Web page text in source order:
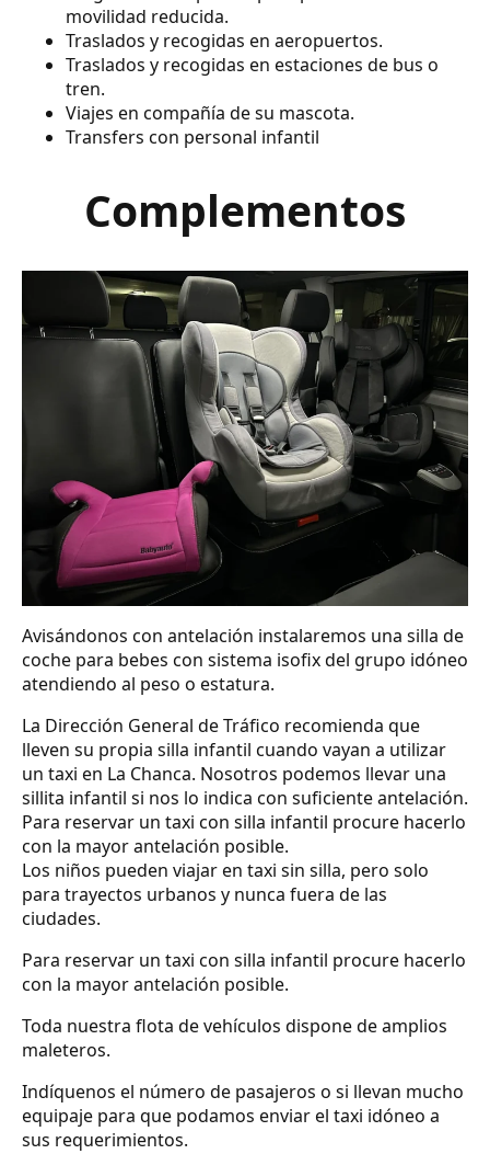
movilidad reducida.
Traslados y recogidas en aeropuertos.
Traslados y recogidas en estaciones de bus o
tren.
Viajes en compañía de su mascota.
Transfers con personal infantil
Complementos
Avisándonos con antelación instalaremos una silla de
coche para bebes con sistema isofix del grupo idóneo
atendiendo al peso o estatura.
La Dirección General de Tráfico recomienda que
lleven su propia silla infantil cuando vayan a utilizar
un taxi en La Chanca. Nosotros podemos llevar una
sillita infantil si nos lo indica con suficiente antelación.
Para reservar un taxi con silla infantil procure hacerlo
con la mayor antelación posible.
Los niños pueden viajar en taxi sin silla, pero solo
para trayectos urbanos y nunca fuera de las
ciudades.
Para reservar un taxi con silla infantil procure hacerlo
con la mayor antelación posible.
Toda nuestra flota de vehículos dispone de amplios
maleteros.
Indíquenos el número de pasajeros o si llevan mucho
equipaje para que podamos enviar el taxi idóneo a
sus requerimientos.